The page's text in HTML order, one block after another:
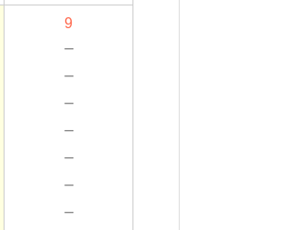
9
－
－
－
－
－
－
－